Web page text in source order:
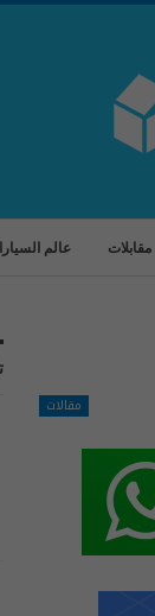
مقابلات عالم
مقالات